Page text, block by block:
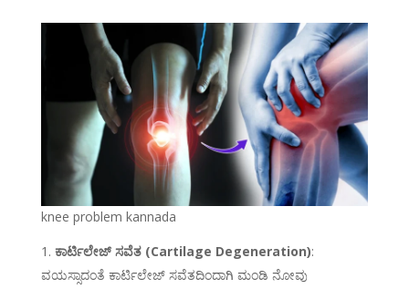
knee problem kannada
ಕಾರ್ಟಿಲೇಜ್ ಸವೆತ (Cartilage Degeneration):
ವಯಸ್ಸಾದಂತೆ ಕಾರ್ಟಿಲೇಜ್ ಸವೆತದಿಂದಾಗಿ ಮಂಡಿ ನೋವು